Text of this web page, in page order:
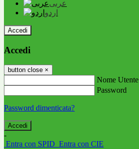
عربى
اردو
Accedi
Accedi
button close ×
Nome Utente
Password
Password dimenticata?
-
Entra con SPID Entra con CIE